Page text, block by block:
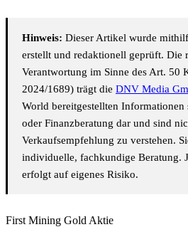
Hinweis: Dieser Artikel wurde
erstellt und redaktionell geprüft. Die
Verantwortung im Sinne des Art. 50
2024/1689) trägt die DNV Media
World bereitgestellten Informationen
oder Finanzberatung dar und sind
Verkaufsempfehlung zu verstehen.
individuelle, fachkundige Beratung.
erfolgt auf eigenes Risiko.
First Mining Gold Aktie